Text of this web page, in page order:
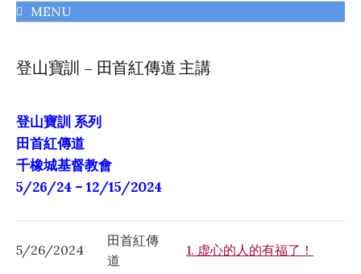
MENU
登山寶訓 – 田首紅傳道 主講
登山寶訓 系列
田首紅傳道
千橡城基督教會
5/26/24 – 12/15/2024
5/26/2024
田首紅傳
道
1. 虚心的人的有福了！